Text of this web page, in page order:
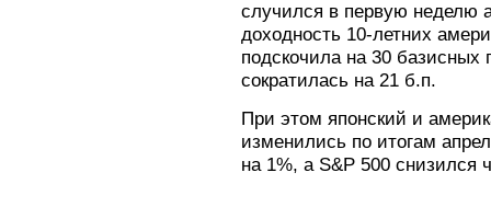
случился в первую неделю
доходность 10-летних
подскочила на 30 базисных
сократилась на 21 б.п.
При этом японский и
изменились по итогам
на 1%, а S&P 500 снизился